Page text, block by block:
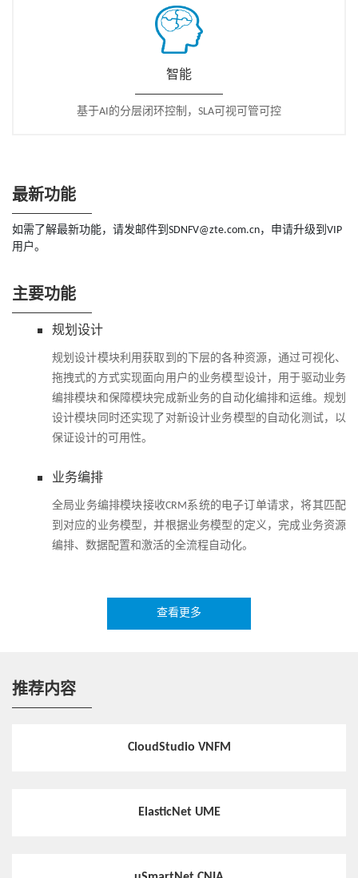
智能
基于AI的分层闭环控制，SLA可视可管可控
最新功能
如需了解最新功能，请发邮件到SDNFV@zte.com.cn，申请升级到VIP
用户。
主要功能
规划设计
规划设计模块利用获取到的下层的各种资源，通过可视化、
拖拽式的方式实现面向用户的业务模型设计，用于驱动业务
编排模块和保障模块完成新业务的自动化编排和运维。规划
设计模块同时还实现了对新设计业务模型的自动化测试，以
保证设计的可用性。
业务编排
全局业务编排模块接收CRM系统的电子订单请求，将其匹配
到对应的业务模型，并根据业务模型的定义，完成业务资源
编排、数据配置和激活的全流程自动化。
资源管理提供包含各专业领域资源的端到端资源管理平台，
支持资源的全生命周期管理。通过资源管理功能能够方便地
配置激活
活、自动测试和查询；通过可扩展的网元协议库，实现第三
查看更多
推荐内容
CloudStudio VNFM
ElasticNet UME